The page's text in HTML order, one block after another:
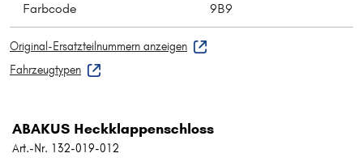
Farbcode
9B9
Original-Ersatzteilnummern anzeigen
Fahrzeugtypen
ABAKUS Heckklappenschloss
Art.-Nr. 132-019-012